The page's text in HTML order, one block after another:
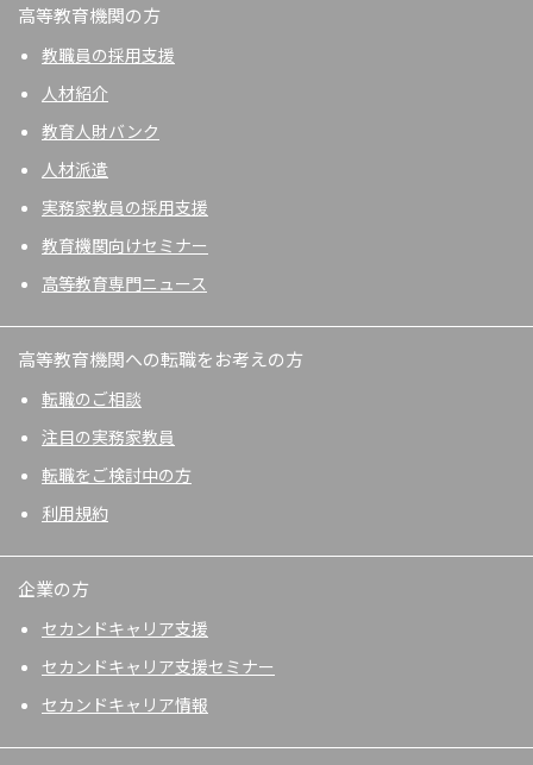
高等教育機関の方
教職員の採用支援
人材紹介
教育人財バンク
人材派遣
実務家教員の採用支援
教育機関向けセミナー
高等教育専門ニュース
高等教育機関への転職をお考えの方
転職のご相談
注目の実務家教員
転職をご検討中の方
利用規約
企業の方
セカンドキャリア支援
セカンドキャリア支援セミナー
セカンドキャリア情報